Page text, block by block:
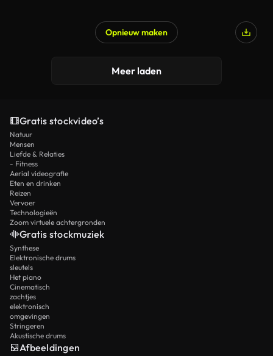
Opnieuw maken
Meer laden
Gratis stockvideo’s
Natuur
Mensen
Liefde & Relaties
- Fitness
Aerial videografie
Eten en drinken
Reizen
Vervoer
Technologieën
Zoom virtuele achtergronden
Gratis stockmuziek
Synthese
Elektronische drums
sleutels
Het piano
Cinematisch
zachtjes
elektronisch
omgevingen
Stringeren
Akustische drums
Afbeeldingen